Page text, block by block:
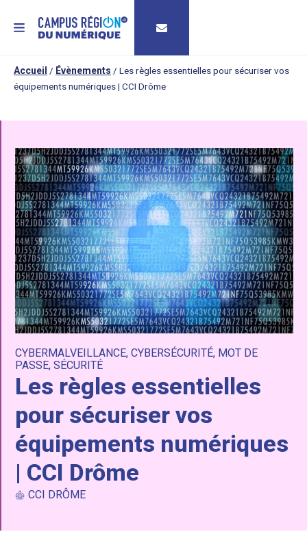
MENU
Accueil / Évènements / Les règles essentielles pour sécuriser vos
équipements numériques | CCI Drôme
CYBERMALVEILLANCE, CYBERSÉCURITÉ, MOT DE
PASSE, SÉCURITÉ
Les règles essentielles
pour sécuriser vos
équipements numériques
| CCI Drôme
CCI DRÔME